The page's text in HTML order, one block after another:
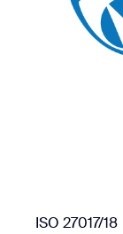
ISO 27017/18